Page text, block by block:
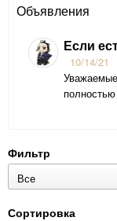
Объявления
Если
10/14/21
Фильтр
Сортировка